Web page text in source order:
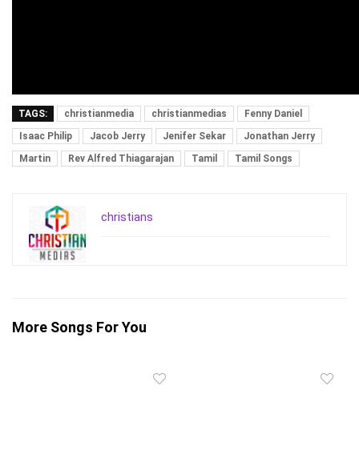
TAGS: christianmedia christianmedias
Fenny Daniel
Isaac Philip
Jacob Jerry Jenifer Sekar
Jonathan Jerry
Martin
Rev Alfred Thiagarajan Tamil Tamil Songs
christians
More Songs For You